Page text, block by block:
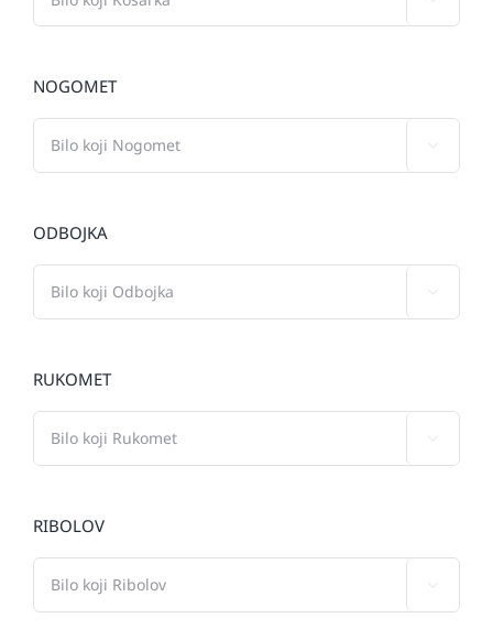
NOGOMET
ODBOJKA
RUKOMET
RIBOLOV